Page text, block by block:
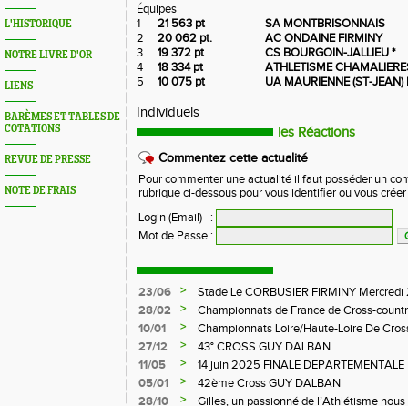
L'HISTORIQUE
NOTRE LIVRE D'OR
LIENS
BARÈMES ET TABLES DE
COTATIONS
REVUE DE PRESSE
NOTE DE FRAIS
Équipes
1
21 563 pt
SA MONTBRISONNAIS
2
20 062 pt.
AC ONDAINE FIRMINY
3
19 372 pt
CS BOURGOIN-JALLIEU *
4
18 334 pt
ATHLETISME
5
10 075 pt UA MAURIENNE (ST-JEAN)
Individuels
les Réactions
Commentez cette actualité
Pour commenter une actualité il faut posséder un
rubrique ci-dessous pour vous identifier ou vous
Login (Email)
:
Mot de Passe :
23/06 >
Stade Le CORBUSIER FIRMINY
28/02
>
Championnats de France de Cross-
10/01
>
Championnats Loire/Haute-Loire De
27/12
>
43° CROSS GUY DALBAN
11/05
>
14 juin 2025 FINALE
LE CHAMBON FEUGEROLLES
05/01 >
42ème Cross GUY DALBAN
28/10
>
Gilles, un passionné de l’Athlétisme